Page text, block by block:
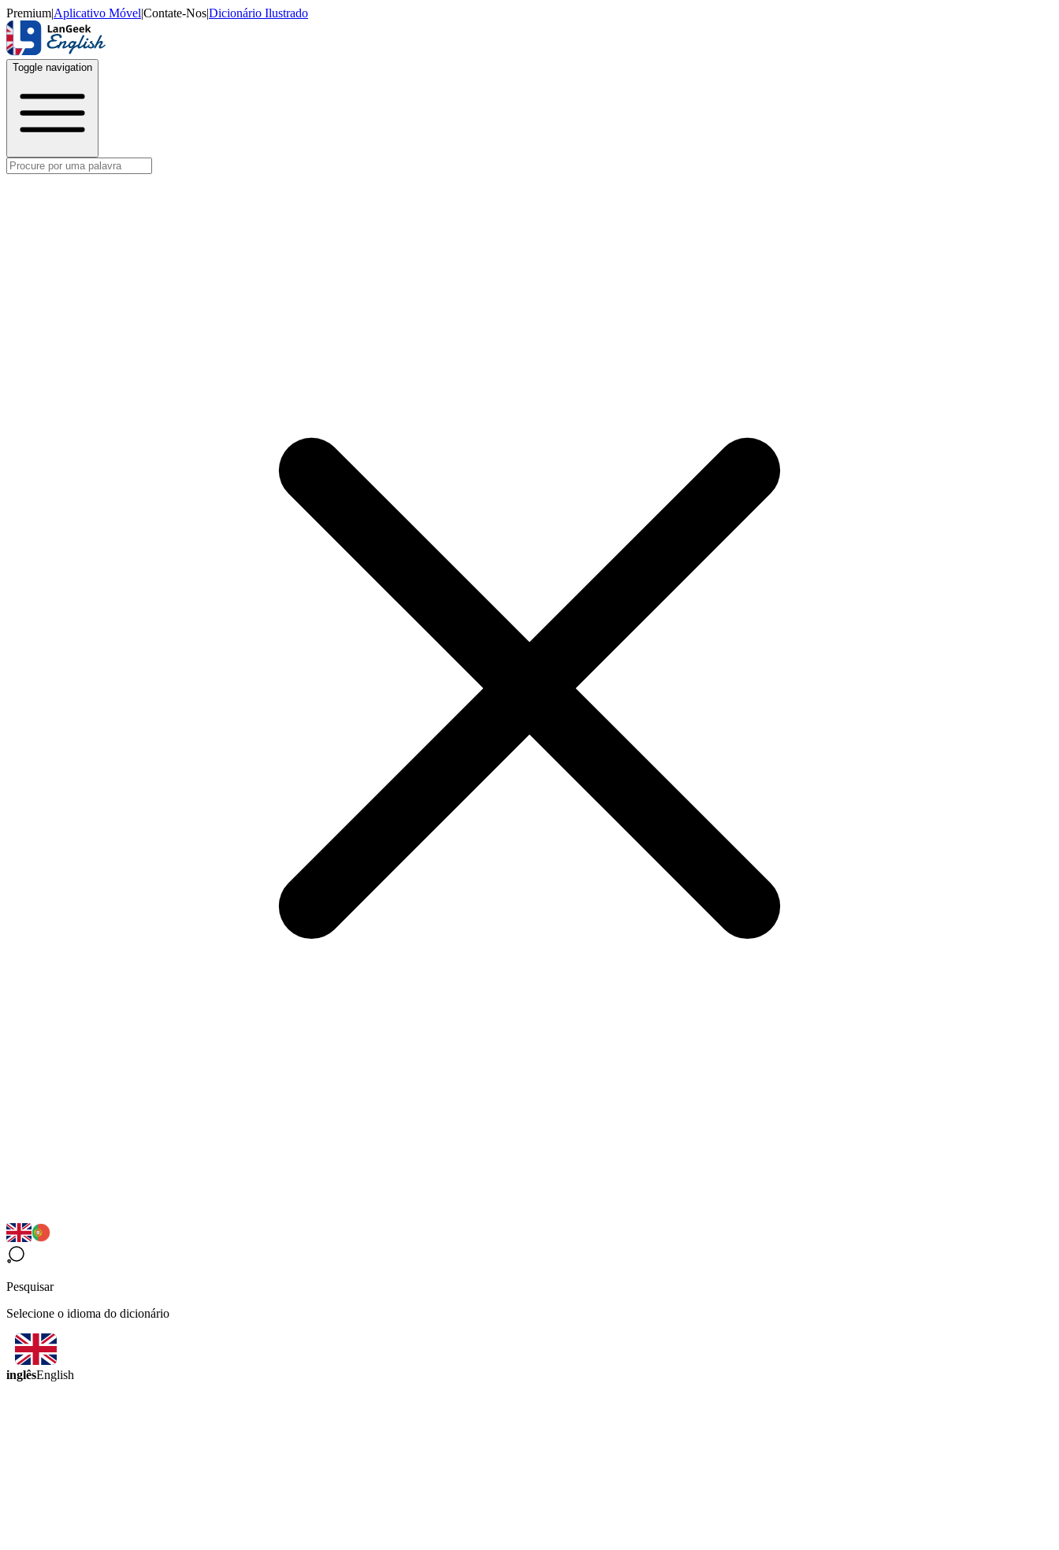
Premium|Aplicativo Móvel|Contate-Nos|Dicionário Ilustrado
Toggle navigation
Pesquisar
Selecione o idioma do dicionário
inglêsEnglish